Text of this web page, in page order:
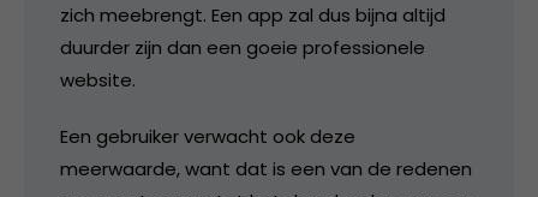
zich meebrengt. Een app zal dus bijna altijd
duurder zijn dan een goeie professionele
website.
Een gebruiker verwacht ook deze
meerwaarde, want dat is een van de redenen